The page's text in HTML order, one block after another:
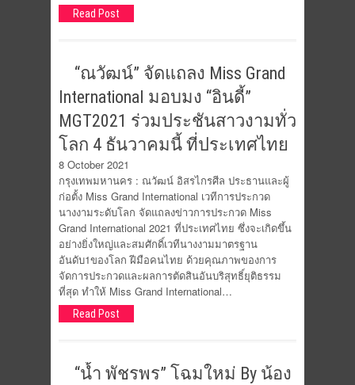
Read Post
“ณวัฒน์” จัดแถลง Miss Grand
International มอบมง “อินดี้”
MGT2021 ร่วมประชันสาวงามทั่ว
โลก 4 ธันวาคมนี้ ที่ประเทศไทย
8 October 2021
กรุงเทพมหานคร : ณวัฒน์ อิสรไกรศีล ประธานและผู้
ก่อตั้ง Miss Grand International เวทีการประกวด
นางงามระดับโลก จัดแถลงข่าวการประกวด Miss
Grand International 2021 ที่ประเทศไทย ซึ่งจะเกิดขึ้น
อย่างยิ่งใหญ่และสมศักดิ์เวทีนางงามมาตรฐาน
อันดับ1ของโลก ฝีมือคนไทย ด้วยคุณภาพของการ
จัดการประกวดและผลการตัดสินอันบริสุทธิ์ยุติธรรม
ที่สุด ทำให้ Miss Grand International…
Read Post
“น้ำ พัชรพร” โฉมใหม่ By น้อง